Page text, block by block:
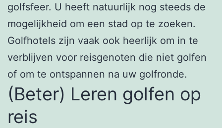
golfsfeer. U heeft natuurlijk nog steeds de
mogelijkheid om een stad op te zoeken.
Golfhotels zijn vaak ook heerlijk om in te
verblijven voor reisgenoten die niet golfen
of om te ontspannen na uw golfronde.
(Beter) Leren golfen op
reis